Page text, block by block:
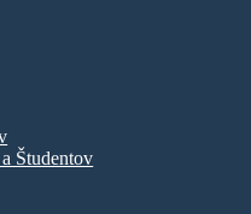
Študentov